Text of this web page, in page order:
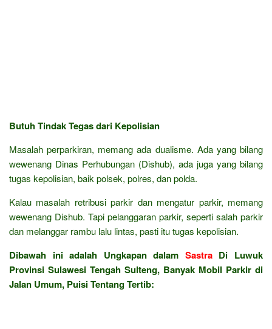
Butuh Tindak Tegas dari Kepolisian
Masalah perparkiran, memang ada dualisme. Ada yang bilang
wewenang Dinas Perhubungan (Dishub), ada juga yang bilang
tugas kepolisian, baik polsek, polres, dan polda.
Kalau masalah retribusi parkir dan mengatur parkir, memang
wewenang Dishub. Tapi pelanggaran parkir, seperti salah parkir
dan melanggar rambu lalu lintas, pasti itu tugas kepolisian.
Dibawah ini adalah Ungkapan dalam SastraDi Luwuk
Provinsi Sulawesi Tengah Sulteng, Banyak Mobil Parkir di
Jalan Umum, Puisi Tentang Tertib: